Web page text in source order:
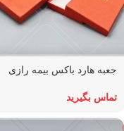
جعبه هارد باکس بیمه رازی
تماس بگیرید